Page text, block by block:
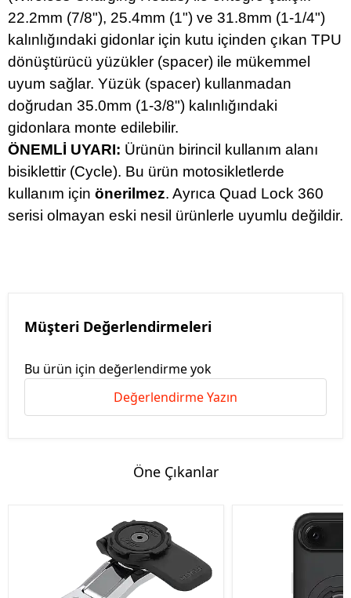
22.2mm (7/8"), 25.4mm (1") ve 31.8mm (1-1/4")
kalınlığındaki gidonlar için kutu içinden çıkan TPU
dönüştürücü yüzükler (spacer) ile mükemmel
uyum sağlar. Yüzük (spacer) kullanmadan
doğrudan 35.0mm (1-3/8") kalınlığındaki
gidonlara monte edilebilir.
ÖNEMLİ UYARI: Ürünün birincil kullanım alanı
bisiklettir (Cycle). Bu ürün motosikletlerde
kullanım için önerilmez. Ayrıca Quad Lock 360
serisi olmayan eski nesil ürünlerle uyumlu değildir.
Müşteri Değerlendirmeleri
Bu ürün için değerlendirme yok
Değerlendirme Yazın
Öne Çıkanlar